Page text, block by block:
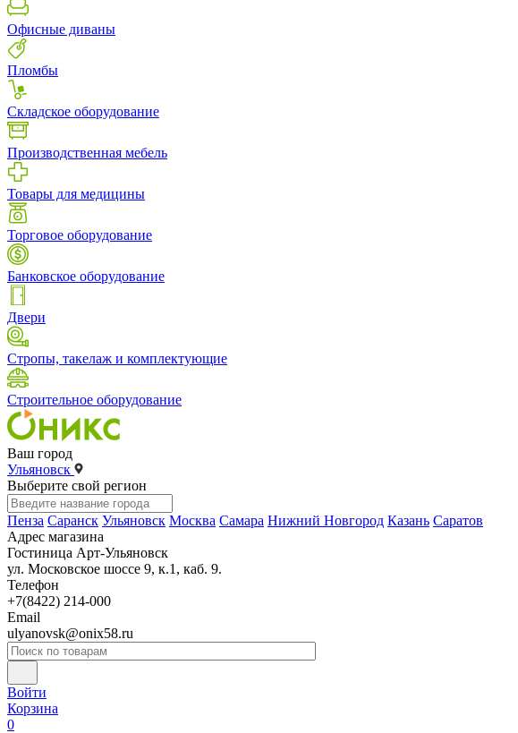
Офисные диваны
Пломбы
Складское оборудование
Производственная мебель
Товары для медицины
Торговое оборудование
Банковское оборудование
Двери
Стропы, такелаж и комплектующие
Строительное оборудование
Ваш город
Ульяновск
Выберите свой регион
Пенза Саранск Ульяновск Москва Самара Нижний Новгород Казань Саратов
Адрес магазина
Гостиница Арт-Ульяновск
ул. Московское шоссе 9, к.1, каб. 9.
Телефон
+7(8422) 214-000
Email
ulyanovsk@onix58.ru
Войти
Корзина
0